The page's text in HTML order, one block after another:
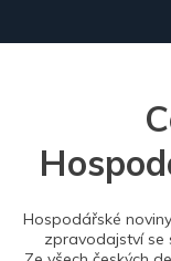
Hospodářské
zpravodajství se